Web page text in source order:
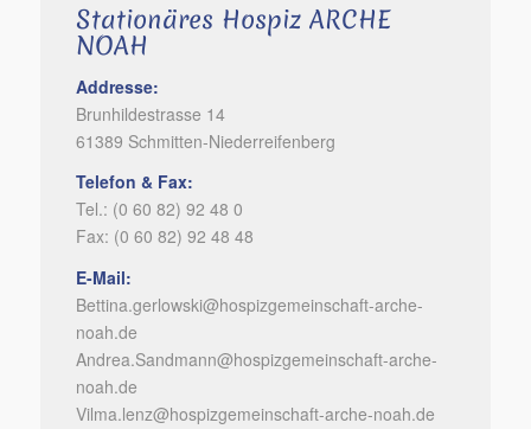
Stationäres Hospiz ARCHE
NOAH
Addresse:
Brunhildestrasse 14
61389 Schmitten-Niederreifenberg
Telefon & Fax:
Tel.: (0 60 82) 92 48 0
Fax: (0 60 82) 92 48 48
E-Mail:
Bettina.gerlowski@hospizgemeinschaft-arche-
noah.de
Andrea.Sandmann@hospizgemeinschaft-arche-
noah.de
Vilma.lenz@hospizgemeinschaft-arche-noah.de